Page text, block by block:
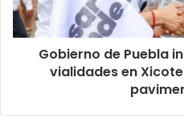
Gobierno de Puebla
vialidades en